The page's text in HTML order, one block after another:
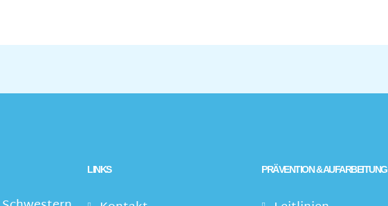
LINKS PRÄVENTION & AUFARBEITUNG